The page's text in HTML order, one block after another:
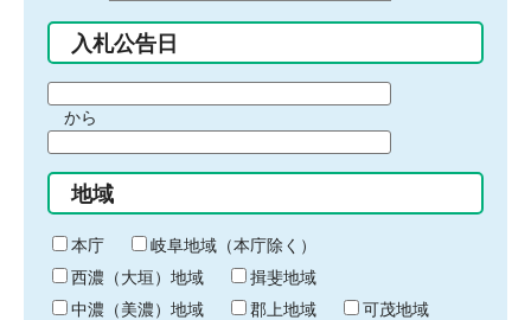
入札公告日
間
始
り
から
間
終
わ
り
地域
本庁
岐阜地域（本庁除く）
西濃（大垣）地域
揖斐地域
中濃（美濃）地域
郡上地域
可茂地域